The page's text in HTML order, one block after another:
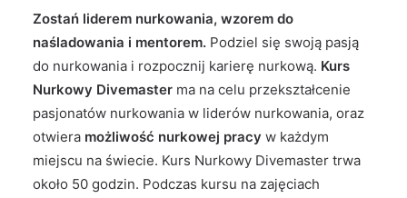
Zostań liderem nurkowania, wzorem do
naśladowania i mentorem. Podziel się swoją pasją
do nurkowania i rozpocznij karierę nurkową. Kurs
Nurkowy Divemaster ma na celu przekształcenie
pasjonatów nurkowania w liderów nurkowania, oraz
otwiera możliwość nurkowej pracy w każdym
miejscu na świecie. Kurs Nurkowy Divemaster trwa
około 50 godzin. Podczas kursu na zajęciach